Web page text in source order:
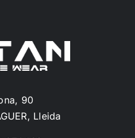
90
Lleida